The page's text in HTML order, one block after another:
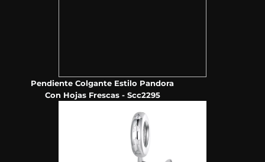
Pendiente Colgante Estilo Pandora
Con Hojas Frescas - Scc2295